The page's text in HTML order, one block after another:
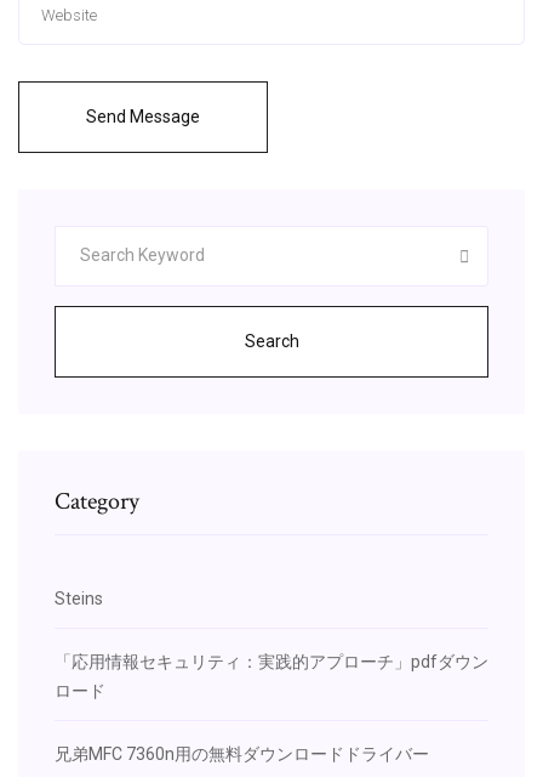
Send Message
Search
Category
Steins
「応用情報セキュリティ：実践的アプローチ」pdfダウン
ロード
兄弟MFC 7360n用の無料ダウンロードドライバー